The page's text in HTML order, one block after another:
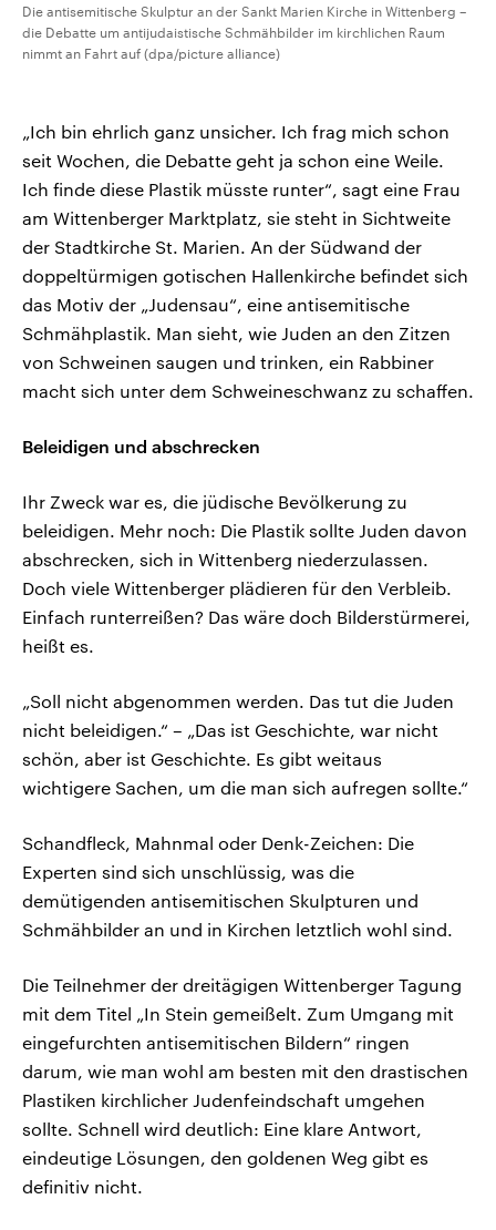
Die antisemitische Skulptur an der Sankt Marien Kirche in Wittenberg –
die Debatte um antijudaistische Schmähbilder im kirchlichen Raum
nimmt an Fahrt auf (dpa/picture alliance)
„Ich bin ehrlich ganz unsicher. Ich frag mich schon
seit Wochen, die Debatte geht ja schon eine Weile.
Ich finde diese Plastik müsste runter“, sagt eine Frau
am Wittenberger Marktplatz, sie steht in Sichtweite
der Stadtkirche St. Marien. An der Südwand der
doppeltürmigen gotischen Hallenkirche befindet sich
das Motiv der „Judensau“, eine antisemitische
Schmähplastik. Man sieht, wie Juden an den Zitzen
von Schweinen saugen und trinken, ein Rabbiner
macht sich unter dem Schweineschwanz zu schaffen.
Beleidigen und abschrecken
Ihr Zweck war es, die jüdische Bevölkerung zu
beleidigen. Mehr noch: Die Plastik sollte Juden davon
abschrecken, sich in Wittenberg niederzulassen.
Doch viele Wittenberger plädieren für den Verbleib.
Einfach runterreißen? Das wäre doch Bilderstürmerei,
heißt es.
„Soll nicht abgenommen werden. Das tut die Juden
nicht beleidigen.“ – „Das ist Geschichte, war nicht
schön, aber ist Geschichte. Es gibt weitaus
wichtigere Sachen, um die man sich aufregen sollte.“
Schandfleck, Mahnmal oder Denk-Zeichen: Die
Experten sind sich unschlüssig, was die
demütigenden antisemitischen Skulpturen und
Schmähbilder an und in Kirchen letztlich wohl sind.
Die Teilnehmer der dreitägigen Wittenberger Tagung
mit dem Titel „In Stein gemeißelt. Zum Umgang mit
eingefurchten antisemitischen Bildern“ ringen
darum, wie man wohl am besten mit den drastischen
Plastiken kirchlicher Judenfeindschaft umgehen
sollte. Schnell wird deutlich: Eine klare Antwort,
eindeutige Lösungen, den goldenen Weg gibt es
definitiv nicht.